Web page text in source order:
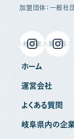
加盟団体：一般社
岐阜版 愛知版
ホーム
運営会社
よくある質問
岐阜県内の企